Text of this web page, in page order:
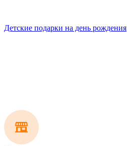
Детские подарки на день рождения